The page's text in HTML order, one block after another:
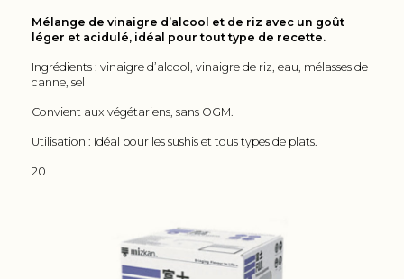
Mélange de vinaigre d’alcool et de riz avec un goût
léger et acidulé, idéal pour tout type de recette.
Ingrédients : vinaigre d’alcool, vinaigre de riz, eau, mélasses de
canne, sel
Convient aux végétariens, sans OGM.
Utilisation : Idéal pour les sushis et tous types de plats.
20 l